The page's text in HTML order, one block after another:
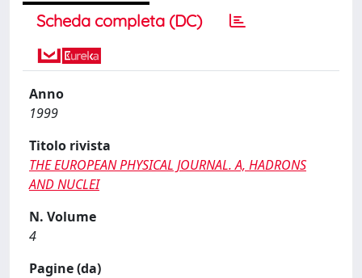
Scheda completa (DC)
Anno
1999
Titolo rivista
THE EUROPEAN PHYSICAL JOURNAL. A, HADRONS
AND NUCLEI
N. Volume
4
Pagine (da)